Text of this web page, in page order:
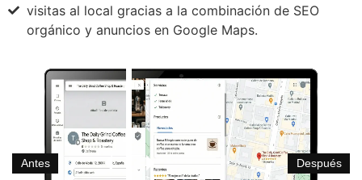
visitas al local gracias a la combinación de SEO
orgánico y anuncios en Google Maps.
Antes Después